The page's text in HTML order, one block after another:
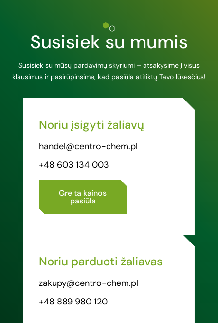
Susisiek su mumis
Susisiek su mūsų pardavimų skyriumi – atsakysime į visus
klausimus ir pasirūpinsime, kad pasiūla atitiktų Tavo lūkesčius!
Noriu įsigyti žaliavų
handel@centro-chem.pl
+48 603 134 003
Greita kainos
pasiūla
Noriu parduoti žaliavas
zakupy@centro-chem.pl
+48 889 980 120